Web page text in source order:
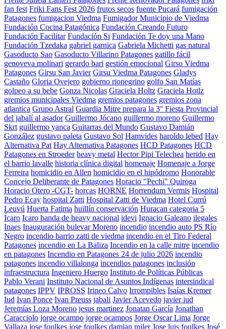
fan fest Friki Fans Fest 2026 frutos secos fuente Pucará fumigación
Patagones fumigacion Viedma Fumigador Municipio de Viedma
Fundación Cocina Patagónica Fundación Creando Futuro
Fundación Facilitar Fundación Si Fundación Te doy una Mano
Fundación Tzedaka gabriel garnica Gabriela Michetti gas natural
Gasoducto Sao Gasoducto Villarino Patagones gatillo fácil
genoveva molinari gerardo bari gestión emocional Girso Viedma
Patagones Girsu San Javier Girsu Viedma Patagones Gladys
Castaño Gloria Ovejero gobierno rionegrino golfo San Matías
golpeo a su bebe Gonza Nicolas Graciela Holtz Graciela Hotlz
gremios municipales Viedma gremios patagones gremios zona
atlantica Grupo Astral Guardia Mitre prepara la 3° Fiesta Provincial
del jabalí al asador Guillermo Jócano guillermo moreno Guillermo
Skrt guillermo yanca Guitarras del Mundo Gustavo Damián
González gustavo paleta Gustavo Sol Hamvides haroldo lebed Hay
Alternativa Pat Hay Alternativa Patagones HCD Patagones HCD
Patagones en Stroeder heavy metal Hector Pipi Telechea herido en
el barrio lavalle historia clínica digital homenaje Homenaje a Jorge
Ferreira homicidio en Allen homicidio en el hipódromo Honorable
Concejo Deliberante de Patagones Horacio "Pechi" Quiroga
Horacio Otero -CGT- horcas HORNE Horrendum Vermis Hospital
Pedro Ecay hospital Zatti Hospital Zatti de Viedma Hotel Currú
Leuvú Huerta Fatima huillín conservación Huracan categoria 5
Ícaro Icaro banda de heavy nacional idevi Ignacio Galeano ilegales
Inaes Inauguración bulevar Moreno incendio incendio auto PS Río
Negro incendio barrio zatti de viedma incendio en el Tiro Federal
Patagones incendio en La Baliza Incendio en la calle mitre incendio
en patagones Incendio en Patagones 24 de julio 2026 incendio
patagones incendio villalonga incendios patagones inclusión
infraestructura Ingeniero Huergo Instituto de Políticas Públicas
Pablo Verani Instituto Nacional de Asuntos Indígenas intersindical
patagones IPPV IPROSS Irineo Calvo Irrompibles Isaías Kremer
Iud Ivan Ponce Ivan Preuss jabali Javier Acevedo javier iud
Jeremías Loza Moreno jesus martinez Jonatan García Jonathan
Caracciolo jorge ocampo jorge ocampos Jorge Oscar Lima Jorge
Vallaza jose foulkes jose foulkes damian miler Jose luis foulkes José